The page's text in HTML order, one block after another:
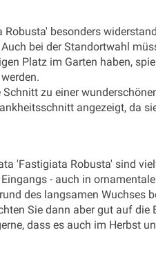
besonders
bei der Standortwahl
Platz im Garten haben,
zu einer
angezeigt, da
'Fastigiata Robusta' sind
- auch in
des langsamen Wuchses
Sie dann aber gut auf die
dass es auch im Herbst